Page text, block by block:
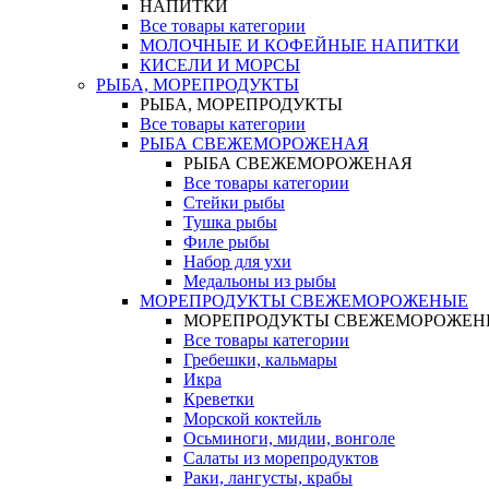
НАПИТКИ
Все товары категории
МОЛОЧНЫЕ И КОФЕЙНЫЕ НАПИТКИ
КИСЕЛИ И МОРСЫ
РЫБА, МОРЕПРОДУКТЫ
РЫБА, МОРЕПРОДУКТЫ
Все товары категории
РЫБА СВЕЖЕМОРОЖЕНАЯ
РЫБА СВЕЖЕМОРОЖЕНАЯ
Все товары категории
Стейки рыбы
Тушка рыбы
Филе рыбы
Набор для ухи
Медальоны из рыбы
МОРЕПРОДУКТЫ СВЕЖЕМОРОЖЕНЫЕ
МОРЕПРОДУКТЫ
Все товары категории
Гребешки, кальмары
Икра
Креветки
Морской коктейль
Осьминоги, мидии, вонголе
Салаты из морепродуктов
Раки, лангусты, крабы